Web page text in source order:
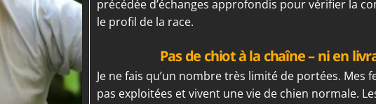
précédée d’échanges approfondis pour vérifier la
le profil de la race.
Pas de chiot à la chaîne – ni en
Je ne fais qu’un nombre très limité de portées. Mes
pas exploitées et vivent une vie de chien normale.